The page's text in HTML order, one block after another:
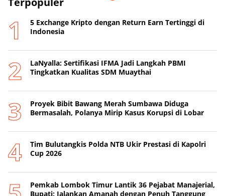
5 Exchange Kripto dengan Return Earn Tertinggi di
Indonesia
LaNyalla: Sertifikasi IFMA Jadi Langkah PBMI
Tingkatkan Kualitas SDM Muaythai
Proyek Bibit Bawang Merah Sumbawa Diduga
Bermasalah, Polanya Mirip Kasus Korupsi di Lobar
Tim Bulutangkis Polda NTB Ukir Prestasi di Kapolri
Cup 2026
Pemkab Lombok Timur Lantik 36 Pejabat Manajerial,
Bupati: Jalankan Amanah dengan Penuh Tanggung